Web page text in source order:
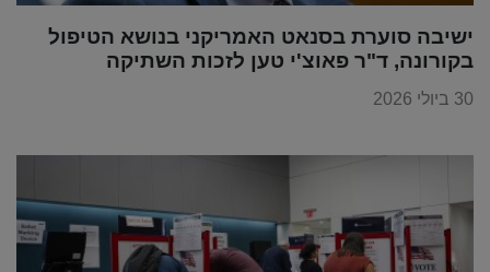
ישיבה סוערת בסנאט האמריקני בנושא הטיפול
בקורונה, ד"ר פאוצ'י טען לזכות השתיקה
30 ביולי 2026